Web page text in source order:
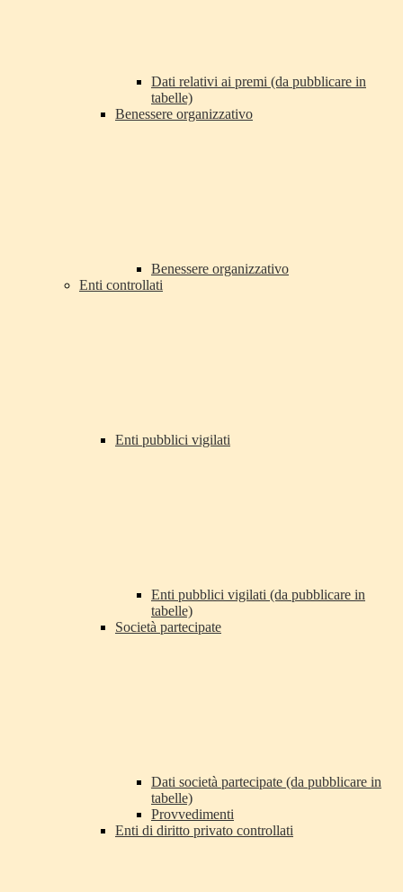
Dati relativi ai premi (da pubblicare in
tabelle)
Benessere organizzativo
Benessere organizzativo
Enti controllati
Enti pubblici vigilati
Enti pubblici vigilati (da pubblicare in
tabelle)
Società partecipate
Dati società partecipate (da pubblicare in
tabelle)
Provvedimenti
Enti di diritto privato controllati